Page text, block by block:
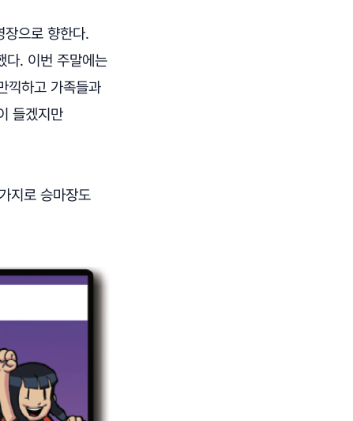
으로 향한다.
다. 이번 주말에는
끽하고 가족들과
들겠지만
지로 승마장도